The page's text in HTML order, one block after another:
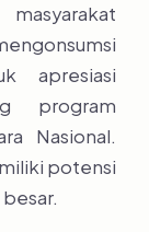
apresiasi
program
Nasional.
potensi